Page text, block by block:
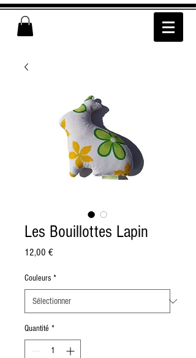
Les Bouillottes Lapin
12,00 €Prix
Couleurs *
Quantité *